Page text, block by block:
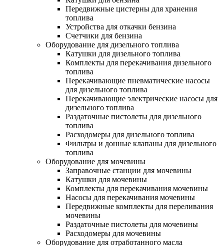
Передвижные цистерны для хранения
топлива
Устройства для откачки бензина
Счетчики для бензина
Оборудование для дизельного топлива
Катушки для дизельного топлива
Комплекты для перекачивания дизельного
топлива
Перекачивающие пневматические насосы
для дизельного топлива
Перекачивающие электрические насосы для
дизельного топлива
Раздаточные пистолеты для дизельного
топлива
Расходомеры для дизельного топлива
Фильтры и донные клапаны для дизельного
топлива
Оборудование для мочевины
Заправочные станции для мочевины
Катушки для мочевины
Комплекты для перекачивания мочевины
Насосы для перекачивания мочевины
Передвижные комплекты для переливания
мочевины
Раздаточные пистолеты для мочевины
Расходомеры для мочевины
Оборудование для отработанного масла